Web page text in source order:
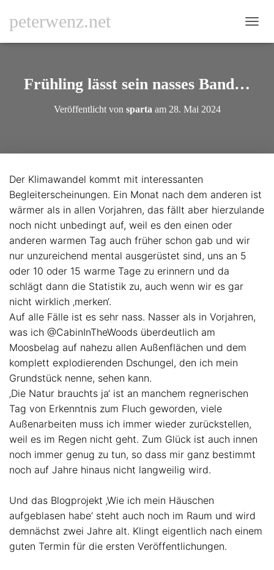
peterwenz.net
A
H
L
Frühling lässt sein nasses Band…
Veröffentlicht von sparta am 28. Mai 2024
Der Klimawandel kommt mit interessanten
Begleiterscheinungen. Ein Monat nach dem anderen ist
wärmer als in allen Vorjahren, das fällt aber hierzulande
noch nicht unbedingt auf, weil es den einen oder
anderen warmen Tag auch früher schon gab und wir
nur unzureichend mental ausgerüstet sind, uns an 5
oder 10 oder 15 warme Tage zu erinnern und da
schlägt dann die Statistik zu, auch wenn wir es gar
nicht wirklich ‚merken‘.
Auf alle Fälle ist es sehr nass. Nasser als in Vorjahren,
was ich @CabinInTheWoods überdeutlich am
Moosbelag auf nahezu allen Außenflächen und dem
komplett explodierenden Dschungel, den ich mein
Grundstück nenne, sehen kann.
‚Die Natur brauchts ja‘ ist an manchem regnerischen
Tag von Erkenntnis zum Fluch geworden, viele
Außenarbeiten muss ich immer wieder zurückstellen,
weil es im Regen nicht geht. Zum Glück ist auch innen
noch immer genug zu tun, so dass mir ganz bestimmt
noch auf Jahre hinaus nicht langweilig wird.
Und das Blogprojekt ‚Wie ich mein Häuschen
aufgeblasen habe‘ steht auch noch im Raum und wird
demnächst zwei Jahre alt. Klingt eigentlich nach einem
guten Termin für die ersten Veröffentlichungen.